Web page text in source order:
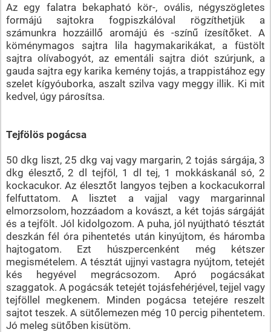
Az egy falatra bekapható kör-, ovális, négyszögletes
formájú sajtokra fogpiszkálóval rögzíthetjük a
számunkra hozzáillő aromájú és -színű ízesítőket. A
köménymagos sajtra lila hagymakarikákat, a füstölt
sajtra olívabogyót, az ementáli sajtra diót szúrjunk, a
gauda sajtra egy karika kemény tojás, a trappistához egy
szelet kígyóuborka, aszalt szilva vagy meggy illik. Ki mit
kedvel, úgy párosítsa.
Tejfölös pogácsa
50 dkg liszt, 25 dkg vaj vagy margarin, 2 tojás sárgája, 3
dkg élesztő, 2 dl tejföl, 1 dl tej, 1 mokkáskanál só, 2
kockacukor. Az élesztőt langyos tejben a kockacukorral
felfuttatom. A lisztet a vajjal vagy margarinnal
elmorzsolom, hozzáadom a kovászt, a két tojás sárgáját
és a tejfölt. Jól kidolgozom. A puha, jól nyújtható tésztát
deszkán fél óra pihentetés után kinyújtom, és háromba
hajtogatom. Ezt húszpercenként még kétszer
megismételem. A tésztát ujjnyi vastagra nyújtom, tetejét
kés hegyével megrácsozom. Apró pogácsákat
szaggatok. A pogácsák tetejét tojásfehérjével, tejjel vagy
tejföllel megkenem. Minden pogácsa tetejére reszelt
sajtot teszek. A sütőlemezen még 10 percig pihentetem.
Jó meleg sütőben kisütöm.